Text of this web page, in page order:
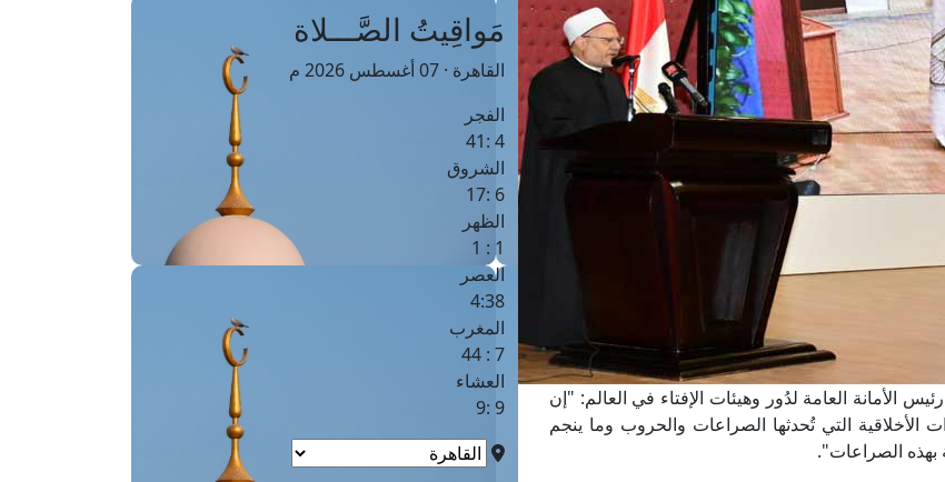
الأمانة العامة لدُور وهيئات الإفتاء في العالم: "إن
الأخلاقية التي تُحدثها الصراعات والحروب وما ينجم
بهذه الصراعات".
مَواقِيتُ الصَّـــلاة
القاهرة · 07 أغسطس 2026 م
الفجر
4 :41
الشروق
6 :17
الظهر
1 : 1
العصر
4:38
المغرب
7 : 44
العشاء
9 :9